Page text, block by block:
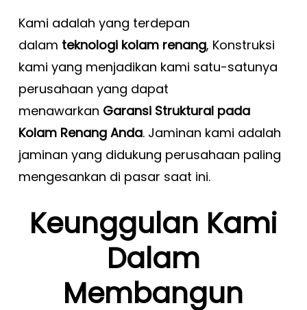
Kami adalah yang terdepan
dalam teknologi kolam renang, Konstruksi
kami yang menjadikan kami satu-satunya
perusahaan yang dapat
menawarkan Garansi Struktural pada
Kolam Renang Anda. Jaminan kami adalah
jaminan yang didukung perusahaan paling
mengesankan di pasar saat ini.
Keunggulan Kami
Dalam
Membangun